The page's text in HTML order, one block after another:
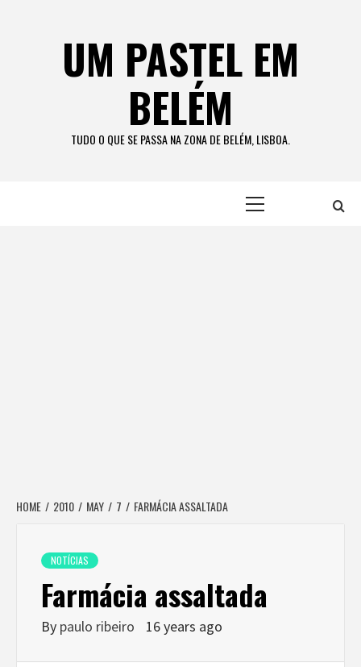
UM PASTEL EM
BELÉM
TUDO O QUE SE PASSA NA ZONA DE BELÉM, LISBOA.
HOME 2010 MAY 7 FARMÁCIA ASSALTADA
NOTÍCIAS
Farmácia assaltada
By paulo ribeiro 16 years ago